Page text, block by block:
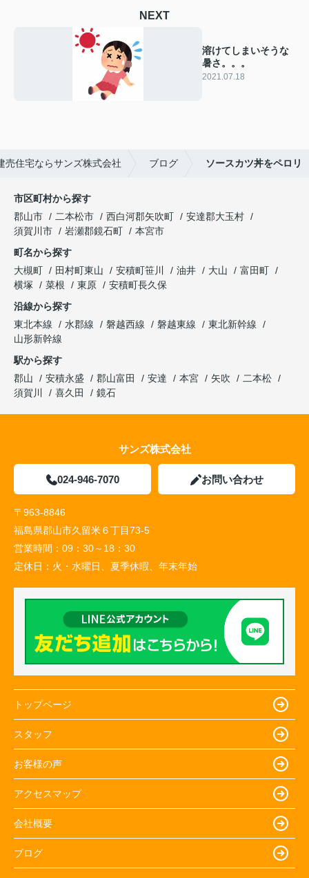
NEXT
溶けてしまいそうな
暑さ。。。
2021.07.18
売住宅ならサンズ株式会社 ブログ ソースカツ丼をペロリ
市区町村から探す
郡山市
二本松市 西白河郡矢吹町
安達郡大玉村
須賀川市
岩瀬郡鏡石町
本宮市
町名から探す
大槻町
田村町東山 安積町笹川 油井 大山
富田町
横塚
菜根 東原
安積町長久保
沿線から探す
東北本線
水郡線 磐越西線 磐越東線
東北新幹線
山形新幹線
駅から探す
郡山
安積永盛 郡山富田 安達 本宮 矢吹
二本松
須賀川
喜久田 鏡石
サンズ株式会社
024-946-7070 お問い合わせ
〒963-8846
福島県郡山市久留米６丁目73-5
営業時間： 09：30～18：30
定休日： 火・水曜日、夏季休暇、年末年始
トップページ
スタッフ
お客様の声
アクセスマップ
会社概要
ブログ